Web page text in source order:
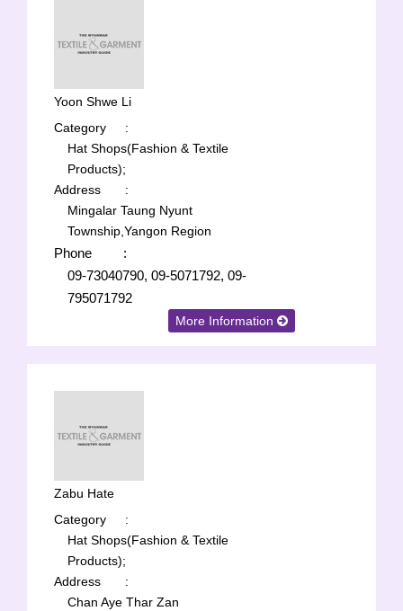
Yoon Shwe Li
Category
:
Hat Shops(Fashion & Textile
Products);
Address
:
Mingalar Taung Nyunt
Township,Yangon Region
Phone
:
09-73040790, 09-5071792, 09-
795071792
More Information
Zabu Hate
Category
:
Hat Shops(Fashion & Textile
Products);
Address
:
Chan Aye Thar Zan